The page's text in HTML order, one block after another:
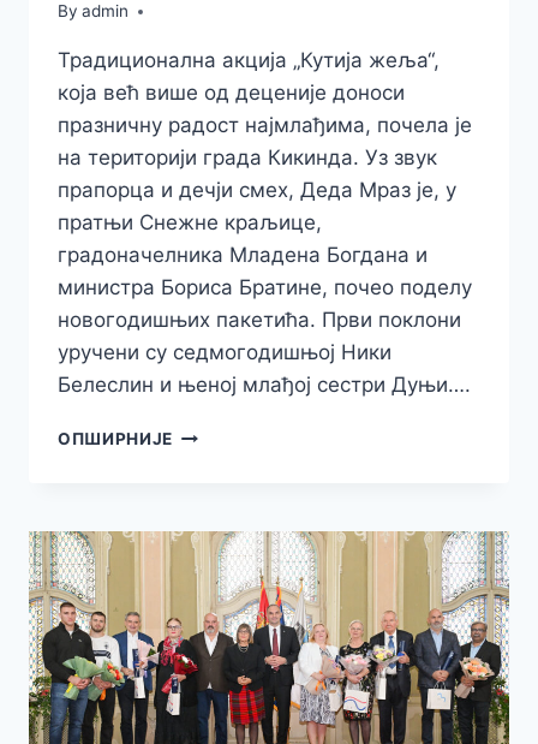
By admin
Традиционална акција „Кутија жеља“,
која већ више од деценије доноси
празничну радост најмлађима, почела је
на територији града Кикинда. Уз звук
прапорца и дечји смех, Деда Мраз је, у
пратњи Снежне краљице,
градоначелника Младена Богдана и
министра Бориса Братине, почео поделу
новогодишњих пакетића. Први поклони
уручени су седмогодишњој Ники
Белеслин и њеној млађој сестри Дуњи….
ОПШИРНИЈЕ ПОЧЕЛА
ЖЕЉА“